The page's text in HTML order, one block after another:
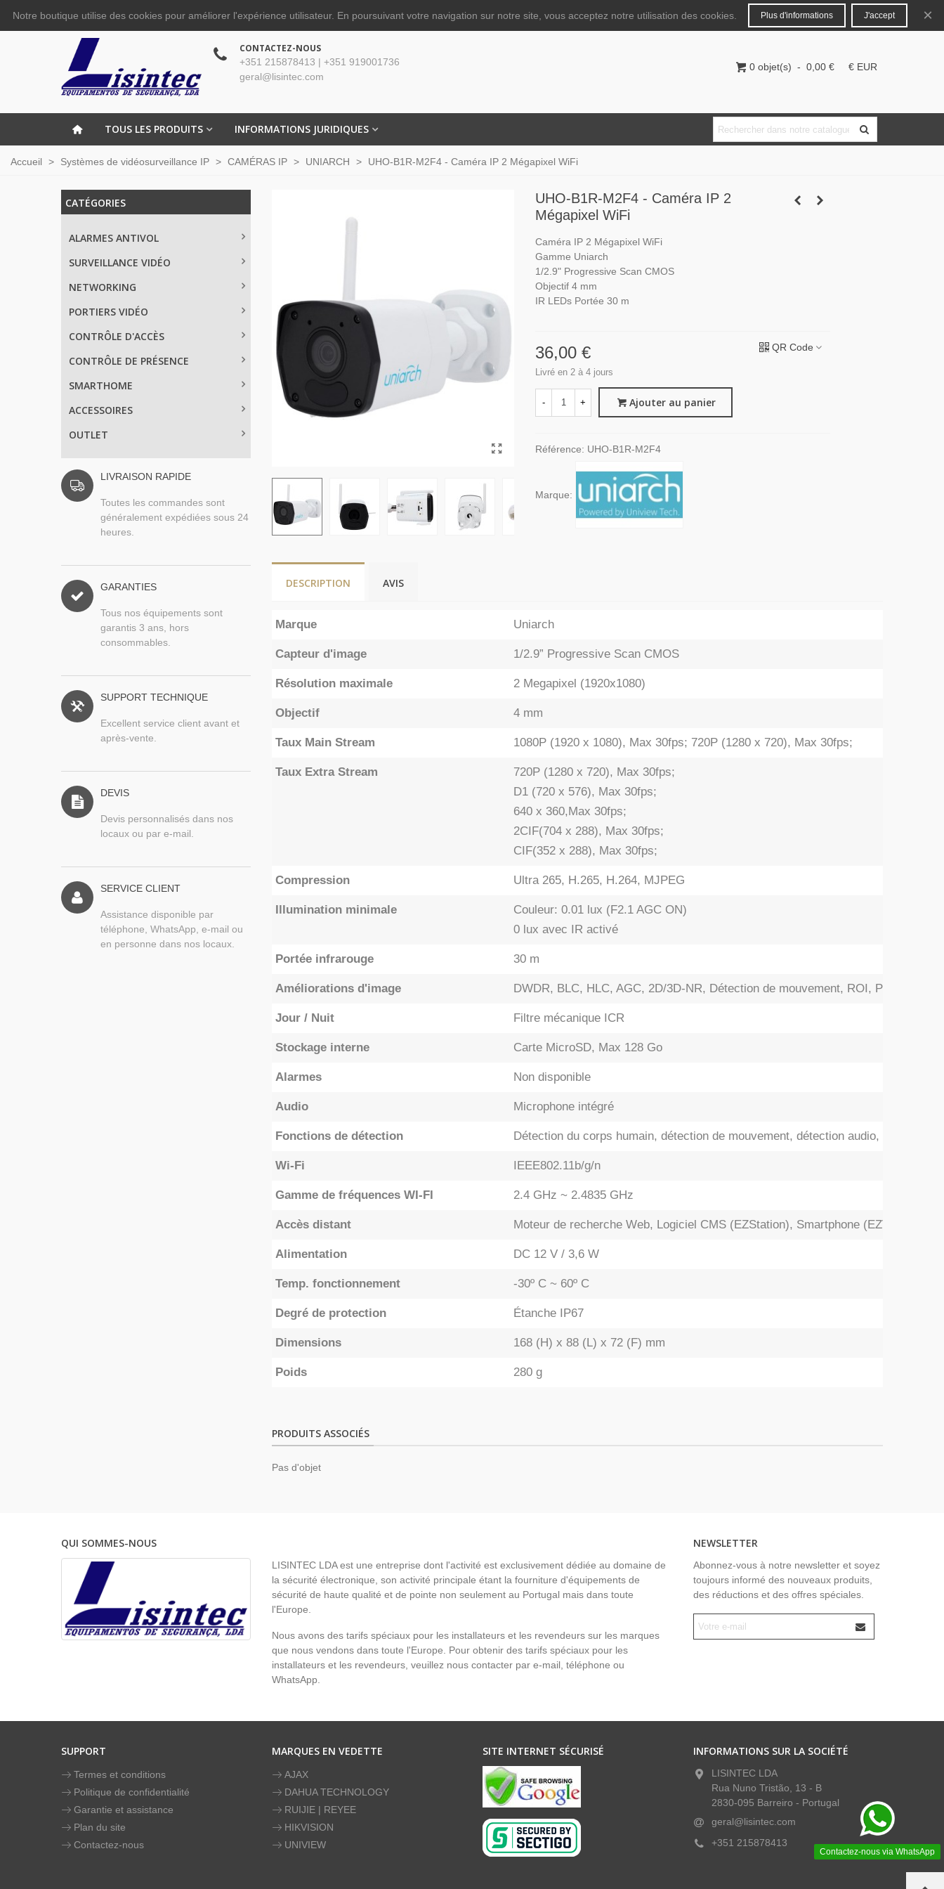
Français Connecter
CONTACTEZ-NOUS
+351 215878413 | +351 919001736
geral@lisintec.com
0 objet(s) - 0,00 € € EUR
TOUS LES PRODUITS INFORMATIONS JURIDIQUES
Accueil > Systèmes de vidéosurveillance IP > CAMÉRAS IP > UNIARCH > UHO-B1R-M2F4 - Caméra IP 2 Mégapixel WiFi
CATÉGORIES
ALARMES ANTIVOL
SURVEILLANCE VIDÉO
NETWORKING
PORTIERS VIDÉO
CONTRÔLE D'ACCÈS
CONTRÔLE DE PRÉSENCE
SMARTHOME
ACCESSOIRES
OUTLET
LIVRAISON RAPIDE
Toutes les commandes sont
généralement expédiées sous 24
heures.
GARANTIES
Tous nos équipements sont
garantis 3 ans, hors
consommables.
SUPPORT TECHNIQUE
Excellent service client avant et
après-vente.
DEVIS
Devis personnalisés dans nos
locaux ou par e-mail.
SERVICE CLIENT
Assistance disponible par
téléphone, WhatsApp, e-mail ou
en personne dans nos locaux.
UHO-B1R-M2F4 - Caméra IP 2
Mégapixel WiFi
Caméra IP 2 Mégapixel WiFi
Gamme Uniarch
1/2.9" Progressive Scan CMOS
Objectif 4 mm
IR LEDs Portée 30 m
36,00 €
Livré en 2 à 4 jours
QR Code
- + Ajouter au panier
Référence: UHO-B1R-M2F4
Marque:
DESCRIPTION AVIS
Marque Uniarch
Capteur d'image 1/2.9” Progressive Scan CMOS
Résolution maximale 2 Megapixel (1920x1080)
Objectif 4 mm
Taux Main Stream 1080P (1920 x 1080), Max 30fps; 720P (1280 x 720), Max 30fps;
Taux Extra Stream
720P (1280 x 720), Max 30fps;
D1 (720 x 576), Max 30fps;
640 x 360,Max 30fps;
2CIF(704 x 288), Max 30fps;
CIF(352 x 288), Max 30fps;
Compression Ultra 265, H.265, H.264, MJPEG
Illumination minimale
Couleur: 0.01 lux (F2.1 AGC ON)
0 lux avec IR activé
Portée infrarouge 30 m
Améliorations d'image DWDR, BLC, HLC, AGC, 2D/3D-NR, Détection de mouvement, ROI, Privacy
Jour / Nuit Filtre mécanique ICR
Stockage interne Carte MicroSD, Max 128 Go
Alarmes Non disponible
Audio Microphone intégré
Fonctions de détection Détection du corps humain, détection de mouvement, détection audio, alarme
Wi-Fi IEEE802.11b/g/n
Gamme de fréquences WI-FI 2.4 GHz ~ 2.4835 GHz
Accès distant Moteur de recherche Web, Logiciel CMS (EZStation), Smartphone (EZView/
Alimentation DC 12 V / 3,6 W
Temp. fonctionnement -30º C ~ 60º C
Degré de protection Étanche IP67
Dimensions 168 (H) x 88 (L) x 72 (F) mm
Poids 280 g
PRODUITS ASSOCIÉS
Pas d'objet
QUI SOMMES-NOUS
LISINTEC LDA est une entreprise dont l'activité est exclusivement dédiée au domaine de
la sécurité électronique, son activité principale étant la fourniture d'équipements de
sécurité de haute qualité et de pointe non seulement au Portugal mais dans toute
l'Europe.
Nous avons des tarifs spéciaux pour les installateurs et les revendeurs sur les marques
que nous vendons dans toute l'Europe. Pour obtenir des tarifs spéciaux pour les
installateurs et les revendeurs, veuillez nous contacter par e-mail, téléphone ou
WhatsApp.
NEWSLETTER
Abonnez-vous à notre newsletter et soyez
toujours informé des nouveaux produits,
des réductions et des offres spéciales.
Contactez-nous via WhatsApp
SUPPORT
Termes et conditions
Politique de confidentialité
Garantie et assistance
Plan du site
Contactez-nous
MARQUES EN VEDETTE
AJAX
DAHUA TECHNOLOGY
RUIJIE | REYEE
HIKVISION
UNIVIEW
SITE INTERNET SÉCURISÉ INFORMATIONS SUR LA SOCIÉTÉ
LISINTEC LDA
Rua Nuno Tristão, 13 - B
2830-095 Barreiro - Portugal
geral@lisintec.com
+351 215878413
Notre boutique utilise des cookies pour améliorer l'expérience utilisateur. En poursuivant votre navigation sur notre site, vous acceptez notre utilisation des cookies. Plus d'informations J'accept ×